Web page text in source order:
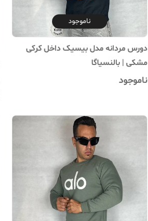
ناموجود
دورس مردانه مدل بیسیک داخل کرکی
مشکی | بالنسیاگا
ناموجود